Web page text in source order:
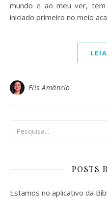
mundo e ao meu ver,
iniciado primeiro no meio
Elis Amâncio
POSTS
Estamos no aplicativo da